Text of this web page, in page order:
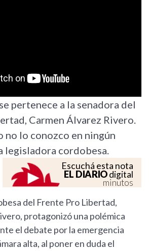
pertenece a la senadora del
Carmen Álvarez Rivero.
no lo conozco en ningún
legisladora cordobesa.
Escuchá esta nota
EL DIARIOdigital
minutos
del Frente Pro Libertad,
protagonizó una polémica
el debate por la emergencia
alta, al poner en duda el